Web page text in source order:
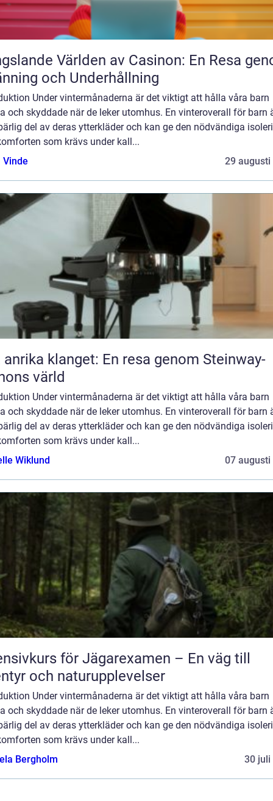
Världen av Casinon: En Resa
och Underhållning
Under vintermånaderna är det viktigt att hålla våra barn
och skyddade när de leker utomhus. En vinteroverall för barn
del av deras ytterkläder och kan ge den nödvändiga
som krävs under kall...
Vinde
29 augusti
anrika klanget: En resa genom Steinway-
värld
Under vintermånaderna är det viktigt att hålla våra barn
och skyddade när de leker utomhus. En vinteroverall för barn
del av deras ytterkläder och kan ge den nödvändiga
som krävs under kall...
Wiklund
07 augusti
för Jägarexamen – En väg till
och naturupplevelser
Under vintermånaderna är det viktigt att hålla våra barn
och skyddade när de leker utomhus. En vinteroverall för barn
del av deras ytterkläder och kan ge den nödvändiga
som krävs under kall...
Bergholm
30 juli